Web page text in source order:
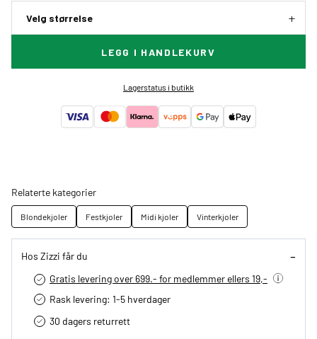
Velg størrelse
LEGG I HANDLEKURV
Lagerstatus i butikk
Relaterte kategorier
Blondekjoler Festkjoler Midi kjoler Vinterkjoler
Hos Zizzi får du
Gratis levering over 699.- for medlemmer ellers 19,-
Rask levering: 1-5 hverdager
30 dagers returrett